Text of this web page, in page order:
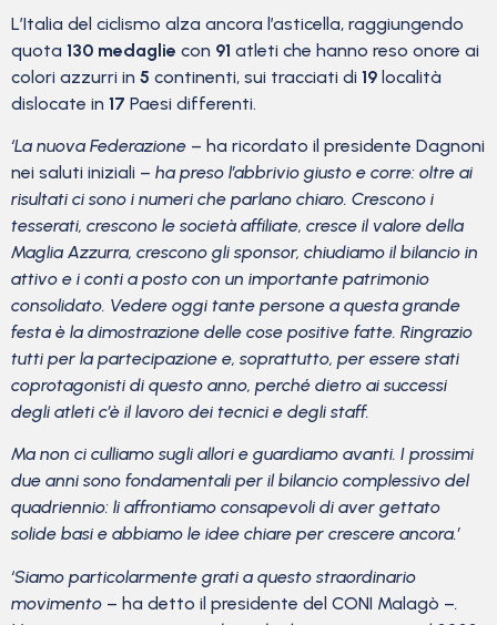
L’Italia del ciclismo alza ancora l’asticella, raggiungendo
quota 130 medaglie con 91 atleti che hanno reso onore ai
colori azzurri in 5 continenti, sui tracciati di 19 località
dislocate in 17 Paesi differenti.
‘La nuova Federazione – ha ricordato il presidente Dagnoni
nei saluti iniziali – ha preso l’abbrivio giusto e corre: oltre ai
risultati ci sono i numeri che parlano chiaro. Crescono i
tesserati, crescono le società affiliate, cresce il valore della
Maglia Azzurra, crescono gli sponsor, chiudiamo il bilancio in
attivo e i conti a posto con un importante patrimonio
consolidato. Vedere oggi tante persone a questa grande
festa è la dimostrazione delle cose positive fatte. Ringrazio
tutti per la partecipazione e, soprattutto, per essere stati
coprotagonisti di questo anno, perché dietro ai successi
degli atleti c’è il lavoro dei tecnici e degli staff.
Ma non ci culliamo sugli allori e guardiamo avanti. I prossimi
due anni sono fondamentali per il bilancio complessivo del
quadriennio: li affrontiamo consapevoli di aver gettato
solide basi e abbiamo le idee chiare per crescere ancora.’
‘Siamo particolarmente grati a questo straordinario
movimento – ha detto il presidente del CONI Malagò –.